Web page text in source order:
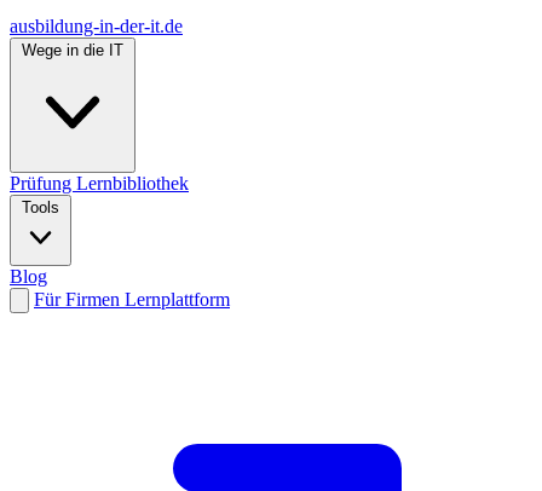
ausbildung-in-der-it.de
Prüfung Lernbibliothek
Blog
Für Firmen Lernplattform